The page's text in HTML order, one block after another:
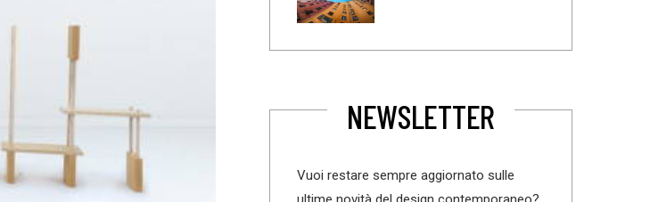
NEWSLETTER
Vuoi restare sempre aggiornato sulle